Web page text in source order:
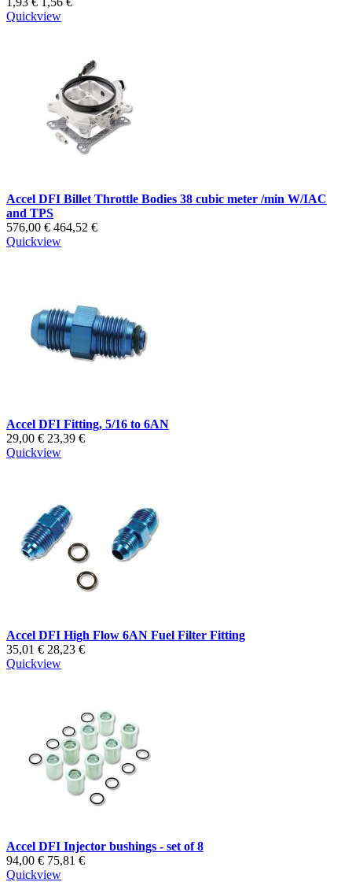
Quickview
Accel DFI Billet Throttle Bodies 38 cubic meter /min W/IAC
and TPS
576,00 € 464,52 €
Quickview
Accel DFI Fitting, 5/16 to 6AN
29,00 € 23,39 €
Quickview
Accel DFI High Flow 6AN Fuel Filter Fitting
35,01 € 28,23 €
Quickview
Accel DFI Injector bushings - set of 8
94,00 € 75,81 €
Quickview